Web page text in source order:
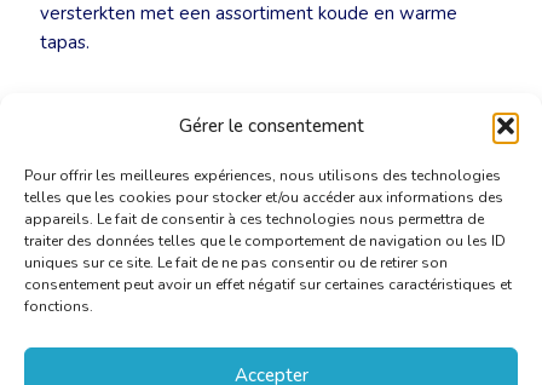
Gérer le consentement
Pour offrir les meilleures expériences, nous utilisons des technologies
telles que les cookies pour stocker et/ou accéder aux informations des
appareils. Le fait de consentir à ces technologies nous permettra de
traiter des données telles que le comportement de navigation ou les ID
uniques sur ce site. Le fait de ne pas consentir ou de retirer son
consentement peut avoir un effet négatif sur certaines caractéristiques et
fonctions.
Accepter
versterkten met een assortiment koude en warme
tapas.
‘delen’ wel het thema van Sint-Hiëronymus 2025?